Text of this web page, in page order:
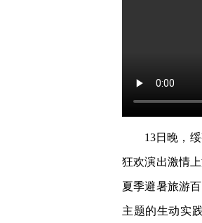
13日晚，
狂欢演出激情
夏季避暑旅游
主题的生动实